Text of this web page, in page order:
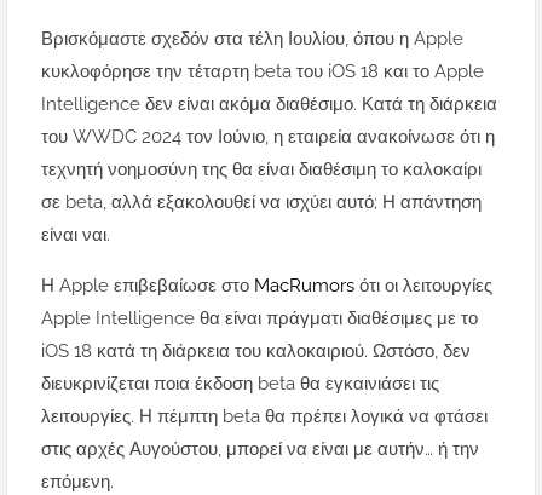
Βρισκόμαστε σχεδόν στα τέλη Ιουλίου, όπου η Apple
κυκλοφόρησε την τέταρτη beta του iOS 18 και το Apple
Intelligence δεν είναι ακόμα διαθέσιμο. Κατά τη διάρκεια
του WWDC 2024 τον Ιούνιο, η εταιρεία ανακοίνωσε ότι η
τεχνητή νοημοσύνη της θα είναι διαθέσιμη το καλοκαίρι
σε beta, αλλά εξακολουθεί να ισχύει αυτό; Η απάντηση
είναι ναι.
Η Apple επιβεβαίωσε στο MacRumors ότι οι λειτουργίες
Apple Intelligence θα είναι πράγματι διαθέσιμες με το
iOS 18 κατά τη διάρκεια του καλοκαιριού. Ωστόσο, δεν
διευκρινίζεται ποια έκδοση beta θα εγκαινιάσει τις
λειτουργίες. Η πέμπτη beta θα πρέπει λογικά να φτάσει
στις αρχές Αυγούστου, μπορεί να είναι με αυτήν… ή την
επόμενη.